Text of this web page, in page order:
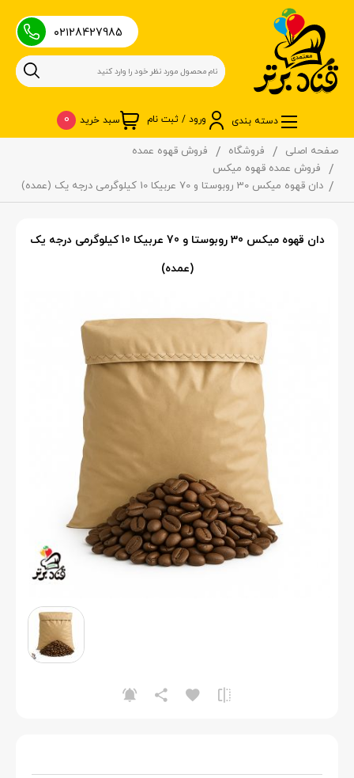
۰۲۱28427985
دسته بندی ورود / ثبت نام سبد خرید 0
صفحه اصلی فروشگاه
فروش قهوه عمده
فروش عمده قهوه میکس
دان قهوه میکس 30 روبوستا و 70 عربیکا 10 کیلوگرمی درجه یک (عمده)
دان قهوه میکس 30 روبوستا و 70 عربیکا 10 کیلوگرمی درجه یک
(عمده)